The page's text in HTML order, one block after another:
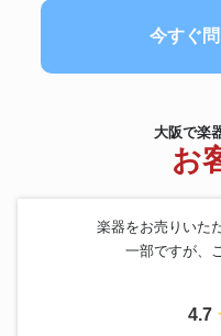
今すぐ
大阪で楽
お
楽器をお売りいた
一部ですが、
4.7